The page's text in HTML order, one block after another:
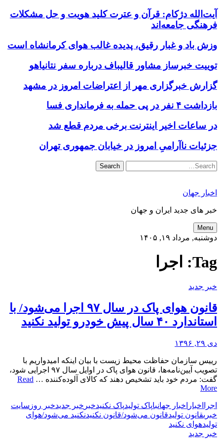
آیت‌الله دژکام: قرآن و عترت کلید هویت و حل مشکلات
فرهنگی جامعه‌اند
وزش باد و غبار رقیق، پدیده غالب هوای کرمانشاه است
توییت خبرساز مشاور قالیباف درباره سفر نتانیاهو
گزارش خبرگزاری مهر از اعتراضات امروز در مشهد
بازداشت ۴ نفر در پی حمله به فرمانداری فسا
در ساعات اخیر اینترنت برخی مردم قطع شد
جزئیات ناآرامیِ امروز در خیابان جمهوری تهران
Search
اخبار جهان
خبر های جدید ایران و جهان
Menu
دوشنبه, مرداد ۱۹, ۱۴۰۵
Tag: اجرا
خبر جدید
قانون هوای پاک در سال ۹۷ اجرا می‌شود/ با
استاندارد ۴۰ سال پیش خودرو تولید نکنید
دی ۲۹, ۱۳۹۶
رییس سازمان حفاظت محیط زیست با بیان اینکه امیدواریم با
تصویب آیین‌نامه‌ها، قانون هوای پاک در اوایل سال ۹۷ اجرایی شود،
گفت: مردم خود باید تشخیص دهند که کالای آلوده‌کننده … Read
More
اجرا اخبار اخبار جهانباپاک تولیدپاک نکنیدخبر خبر جدیدخبر روز سایت
خبریقانون تولیدقانون می‌شود/قانون نکنیدنکنید می‌شود/هوای
تولیدهوای نکنید
خبر جدید